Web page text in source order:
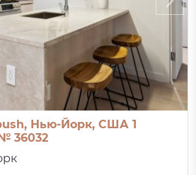
Нью-Йорк, США 1
36032